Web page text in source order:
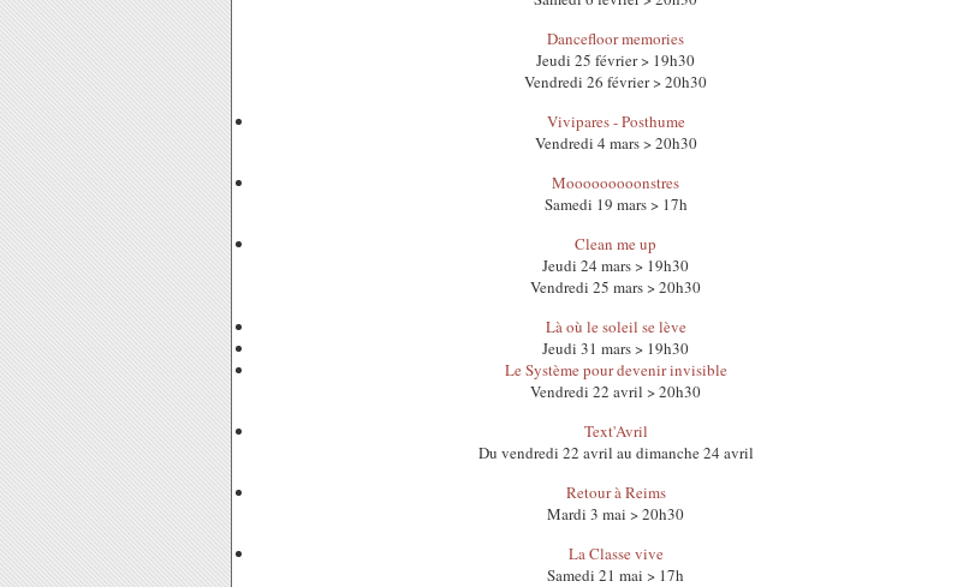
Dancefloor memories
Jeudi 25 février > 19h30
Vendredi 26 février > 20h30
Vivipares - Posthume
Vendredi 4 mars > 20h30
Mooooooooonstres
Samedi 19 mars > 17h
Clean me up
Jeudi 24 mars > 19h30
Vendredi 25 mars > 20h30
Là où le soleil se lève
Jeudi 31 mars > 19h30
Le Système pour devenir invisible
Vendredi 22 avril > 20h30
Text'Avril
Du vendredi 22 avril au dimanche 24 avril
Retour à Reims
Mardi 3 mai > 20h30
La Classe vive
Samedi 21 mai > 17h